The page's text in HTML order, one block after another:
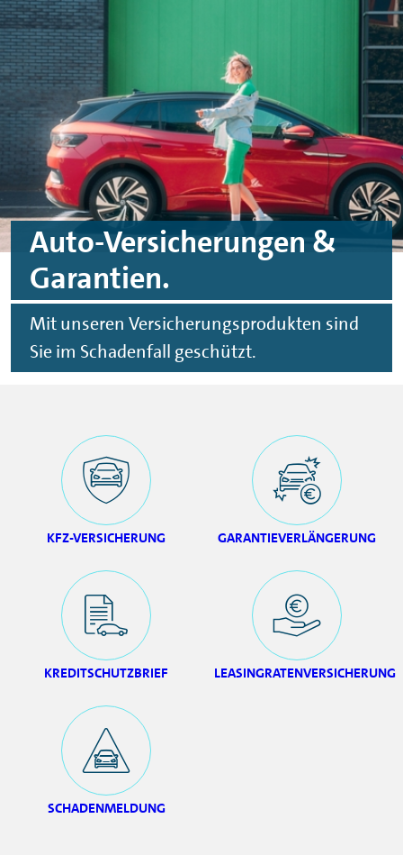
Zum Hauptinhalt springen
Zur Fußzeile springen
Auto-Versicherungen &
Garantien.
Mit unseren Versicherungsprodukten sind
Sie im Schadenfall geschützt.
KFZ-VERSICHERUNG GARANTIEVERLÄNGERUNG
KREDITSCHUTZBRIEF LEASINGRATENVERSICHERUNG
SCHADENMELDUNG